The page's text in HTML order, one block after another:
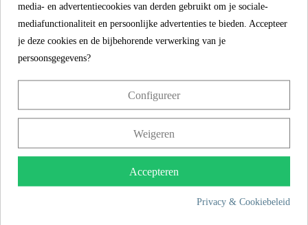
ondersteunen dit met een bindende belofte - omdat
tevredenheid en vertrouwen tellen bij elke aankoop.
Omvang van de levering
Over SCHÜTTE
MEER INFORMATIE
media- en advertentiecookies van derden gebruikt om je sociale-
mediafunctionaliteit en persoonlijke advertenties te bieden. Accepteer
je deze cookies en de bijbehorende verwerking van je
persoonsgegevens?
Configureer
Weigeren
Accepteren
Privacy & Cookiebeleid